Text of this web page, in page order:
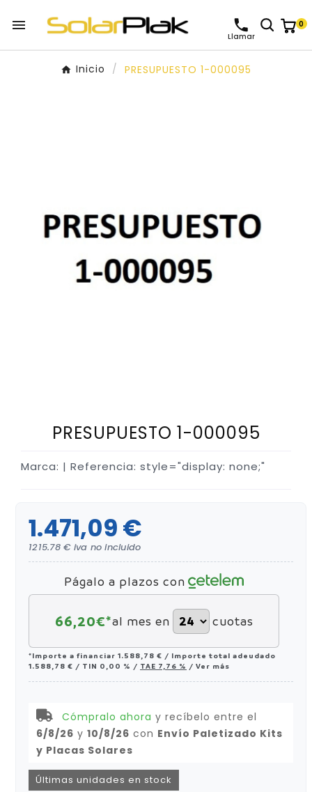

Llamar
0
Inicio PRESUPUESTO 1-000095
PRESUPUESTO 1-000095
Marca: | Referencia: style="display: none;"
1.471,09 €
1215.78 € iva no incluido
Págalo a plazos con
66,20€*al mes en cuotas
*Importe a financiar 1.588,78 € / Importe total adeudado
1.588,78 € / TIN 0,00 % / TAE 7,76 % / Ver más
Cómpralo ahora y recíbelo entre el
6/8/26 y 10/8/26 con Envío Paletizado Kits
y Placas Solares
Últimas unidades en stock